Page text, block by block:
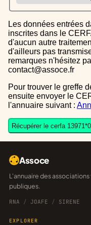
Les données entrées dans le formulaire sont uniquement
inscrites dans le
d'aucun autre
d'ailleurs pas
remarques n'hésitez
contact@assoce.fr
Pour trouver le greffe des associations auquel vous devrez
ensuite envoyer le
l'annuaire suivant :
Récupérer le cerfa
Assoce
L'annuaire des associations françaises, construit sur les données
publiques.
RNA / JOAFE / SIRENE
EXPLORER